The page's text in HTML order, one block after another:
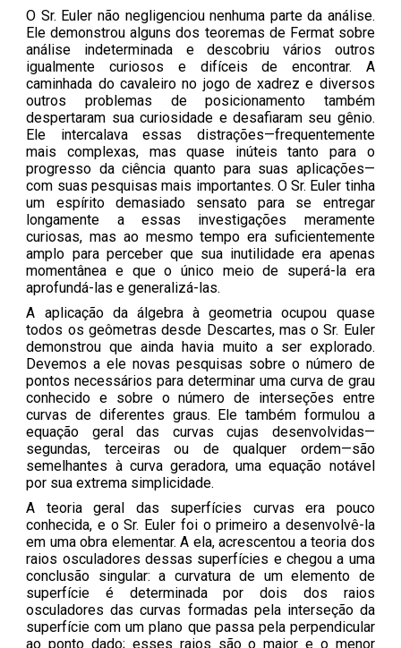
O Sr. Euler não negligenciou nenhuma parte da análise.
Ele demonstrou alguns dos teoremas de Fermat sobre
análise indeterminada e descobriu vários outros
igualmente curiosos e difíceis de encontrar. A
caminhada do cavaleiro no jogo de xadrez e diversos
outros problemas de posicionamento também
despertaram sua curiosidade e desafiaram seu gênio.
Ele intercalava essas distrações—frequentemente
mais complexas, mas quase inúteis tanto para o
progresso da ciência quanto para suas aplicações—
com suas pesquisas mais importantes. O Sr. Euler tinha
um espírito demasiado sensato para se entregar
longamente a essas investigações meramente
curiosas, mas ao mesmo tempo era suficientemente
amplo para perceber que sua inutilidade era apenas
momentânea e que o único meio de superá-la era
aprofundá-las e generalizá-las.
A aplicação da álgebra à geometria ocupou quase
todos os geômetras desde Descartes, mas o Sr. Euler
demonstrou que ainda havia muito a ser explorado.
Devemos a ele novas pesquisas sobre o número de
pontos necessários para determinar uma curva de grau
conhecido e sobre o número de interseções entre
curvas de diferentes graus. Ele também formulou a
equação geral das curvas cujas desenvolvidas—
segundas, terceiras ou de qualquer ordem—são
semelhantes à curva geradora, uma equação notável
por sua extrema simplicidade.
A teoria geral das superfícies curvas era pouco
conhecida, e o Sr. Euler foi o primeiro a desenvolvê-la
em uma obra elementar. A ela, acrescentou a teoria dos
raios osculadores dessas superfícies e chegou a uma
conclusão singular: a curvatura de um elemento de
superfície é determinada por dois dos raios
osculadores das curvas formadas pela interseção da
superfície com um plano que passa pela perpendicular
ao ponto dado; esses raios são o maior e o menor